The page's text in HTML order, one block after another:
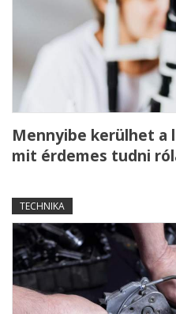
Mennyibe kerülhet a
mit érdemes tudni
TECHNIKA